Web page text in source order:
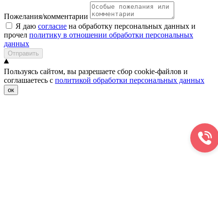
Пожелания/комментарии
Я даю согласие на обработку персональных данных и
прочел политику в отношении обработки персональных
данных
Отправить
Пользуясь сайтом, вы разрешаете сбор cookie-файлов и
соглашаетесь с политикой обработки персональных данных
ок